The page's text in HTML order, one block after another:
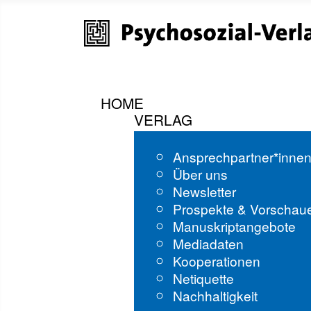
HOME
VERLAG
Über uns
Newsletter
Prospekte &
Manuskriptangebote
Mediadaten
Kooperationen
Netiquette
Nachhaltigkeit